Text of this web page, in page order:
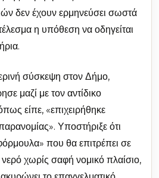
δεν έχουν ερμηνεύσει σωστά
η υπόθεση να οδηγείται
σύσκεψη στον Δήμο,
μαζί με τον αντίδικο
είπε, «επιχειρήθηκε
Υποστήριξε ότι
που θα επιτρέπει σε
χωρίς σαφή νομικό πλαίσιο,